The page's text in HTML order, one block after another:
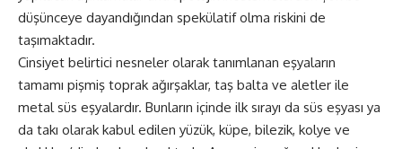
düşünceye dayandığından spekülatif olma riskini de
taşımaktadır.
Cinsiyet belirtici nesneler olarak tanımlanan eşyaların
tamamı pişmiş toprak ağırşaklar, taş balta ve aletler ile
metal süs eşyalardır. Bunların içinde ilk sırayı da süs eşyası ya
da takı olarak kabul edilen yüzük, küpe, bilezik, kolye ve